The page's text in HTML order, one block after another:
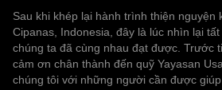
Sau khi khép lại hành trình thiện nguyện
Cipanas, Indonesia, đây là lúc nhìn lại
chúng ta đã cùng nhau đạt được. Trước
cảm ơn chân thành đến quỹ Yayasan
chúng tôi với những người cần được giúp